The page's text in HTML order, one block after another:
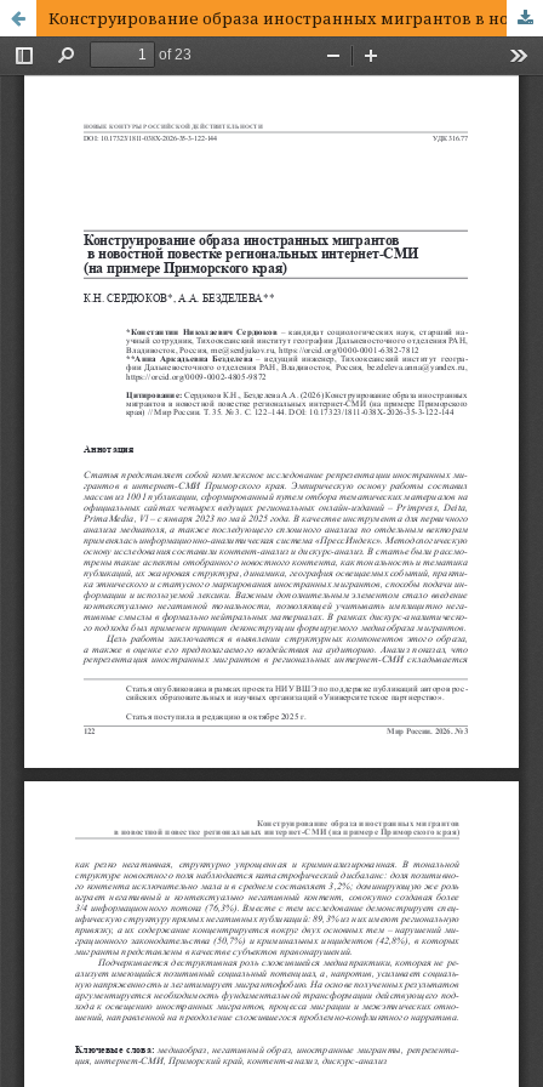
Конструирование образа иностранных мигрантов в новостной повестке региональных интернет-СМИ (на примере Приморского края)